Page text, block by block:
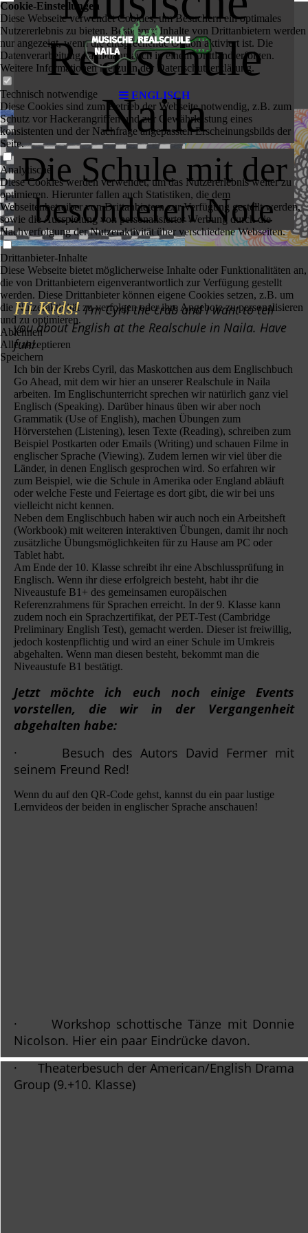
ENGLISCH
Realschule
Naila
Die Schule mit der
besonderen Note
Hi Kids!I'm Cyril the crab and I want to tell
you about English at the Realschule in Naila. Have
fun!
Ich bin der Krebs Cyril, das Maskottchen aus dem Englischbuch
Go Ahead, mit dem wir hier an unserer Realschule in Naila
arbeiten. Im Englischunterricht sprechen wir natürlich ganz viel
Englisch (Speaking). Darüber hinaus üben wir aber noch
Grammatik (Use of English), machen Übungen zum
Hörverstehen (Listening), lesen Texte (Reading), schreiben zum
Beispiel Postkarten oder Emails (Writing) und schauen Filme in
englischer Sprache (Viewing). Zudem lernen wir viel über die
Länder, in denen Englisch gesprochen wird. So erfahren wir
zum Beispiel, wie die Schule in Amerika oder England abläuft
oder welche Feste und Feiertage es dort gibt, die wir bei uns
vielleicht nicht kennen.
Neben dem Englischbuch haben wir auch noch ein Arbeitsheft
(Workbook) mit weiteren interaktiven Übungen, damit ihr noch
zusätzliche Übungsmöglichkeiten für zu Hause am PC oder
Tablet habt.
Am Ende der 10. Klasse schreibt ihr eine Abschlussprüfung in
Englisch. Wenn ihr diese erfolgreich besteht, habt ihr die
Niveaustufe B1+ des gemeinsamen europäischen
Referenzrahmens für Sprachen erreicht. In der 9. Klasse kann
zudem noch ein Sprachzertifikat, der PET-Test (Cambridge
Preliminary English Test), gemacht werden. Dieser ist freiwillig,
jedoch kostenpflichtig und wird an einer Schule im Umkreis
abgehalten. Wenn man diesen besteht, bekommt man die
Niveaustufe B1 bestätigt.
Jetzt möchte ich euch noch einige Events
vorstellen, die wir in der Vergangenheit
abgehalten habe:
· Besuch des Autors David Fermer mit
seinem Freund Red!
Wenn du auf den QR-Code gehst, kannst du ein paar lustige
Lernvideos der beiden in englischer Sprache anschauen!
· Workshop schottische Tänze mit Donnie
Nicolson. Hier ein paar Eindrücke davon.
· Theaterbesuch der American/English Drama
Group (9.+10. Klasse)
Cookie-Einstellungen
Diese Webseite verwendet Cookies, um Besuchern ein optimales
Nutzererlebnis zu bieten. Bestimmte Inhalte von Drittanbietern werden
nur angezeigt, wenn die entsprechende Option aktiviert ist. Die
Datenverarbeitung kann dann auch in einem Drittland erfolgen.
Weitere Informationen hierzu in der Datenschutzerklärung.
Technisch notwendige
Diese Cookies sind zum Betrieb der Webseite notwendig, z.B. zum
Schutz vor Hackerangriffen und zur Gewährleistung eines
konsistenten und der Nachfrage angepassten Erscheinungsbilds der
Seite.
Analytische
Diese Cookies werden verwendet, um das Nutzererlebnis weiter zu
optimieren. Hierunter fallen auch Statistiken, die dem
Webseitenbetreiber von Drittanbietern zur Verfügung gestellt werden,
sowie die Ausspielung von personalisierter Werbung durch die
Nachverfolgung der Nutzeraktivität über verschiedene Webseiten.
Drittanbieter-Inhalte
Diese Webseite bietet möglicherweise Inhalte oder Funktionalitäten an,
die von Drittanbietern eigenverantwortlich zur Verfügung gestellt
werden. Diese Drittanbieter können eigene Cookies setzen, z.B. um
die Nutzeraktivität zu verfolgen oder ihre Angebote zu personalisieren
und zu optimieren.
Ablehnen
Alle akzeptieren
Speichern